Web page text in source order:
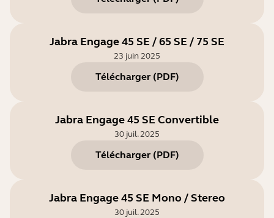
Jabra Engage 45 SE / 65 SE / 75 SE
23 juin 2025
Télécharger (PDF)
Jabra Engage 45 SE Convertible
30 juil. 2025
Télécharger (PDF)
Jabra Engage 45 SE Mono / Stereo
30 juil. 2025